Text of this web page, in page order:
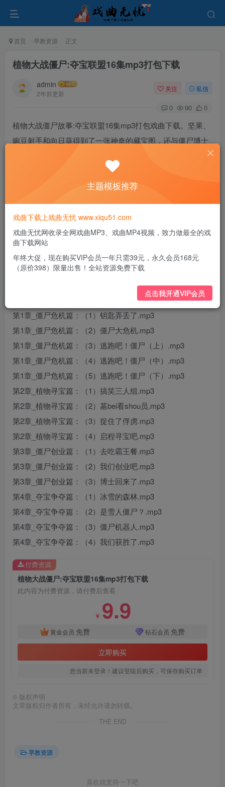
首页 早教资源 正文
植物大战僵尸:夺宝联盟16集mp3打包下载
admin
2年前更新
关注 私信
0 90 0
植物大战僵尸故事:夺宝联盟16集mp3打包戏曲下载。坚果、
豌豆射手和向日葵得到了一张神奇的藏宝图，还与僵尸博士
为首的僵尸军团展开了激烈的夺宝争斗，到底谁胜谁负？他
们之间又会发生哪些有趣的故事呢？
第1章_僵尸危机篇：（1）钥匙弄丢了.mp3
第1章_僵尸危机篇：（2）僵尸大危机.mp3
第1章_僵尸危机篇：（3）逃跑吧！僵尸（上）.mp3
第1章_僵尸危机篇：（4）逃跑吧！僵尸（中）.mp3
第1章_僵尸危机篇：（5）逃跑吧！僵尸（下）.mp3
第2章_植物寻宝篇：（1）搞笑三人组.mp3
第2章_植物寻宝篇：（2）墓bei看shou员.mp3
第2章_植物寻宝篇：（3）捉住了俘虏.mp3
第2章_植物寻宝篇：（4）启程寻宝吧.mp3
第3章_僵尸创业篇：（1）去吃霸王餐.mp3
第3章_僵尸创业篇：（2）我们创业吧.mp3
第3章_僵尸创业篇：（3）博士回来了.mp3
第4章_夺宝争夺篇：（1）冰雪的森林.mp3
第4章_夺宝争夺篇：（2）是雪人僵尸？.mp3
第4章_夺宝争夺篇：（3）僵尸机器人.mp3
第4章_夺宝争夺篇：（4）我们获胜了.mp3
植物大战僵尸:夺宝联盟16集mp3打包下载
此内容为付费资源，请付费后查看
￥ 9.9
黄金会员 免费 钻石会员 免费
立即购买
您当前未登录！建议登陆后购买，可保存购买订单
付费资源
© 版权声明
文章版权归作者所有，未经允许请勿转载。
THE END
早教资源
喜欢就支持一下吧
主题模板推荐
戏曲下载上戏曲无忧 www.xiqu51.com
戏曲无忧网收录全网戏曲MP3、戏曲MP4视频，致力做最全的戏
曲下载网站
年终大促，现在购买VIP会员一年只需39元，永久会员168元
（原价398）限量出售！全站资源免费下载
点击我开通VIP会员